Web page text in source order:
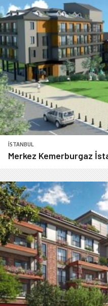
İSTANBUL
Merkez Kemerburgaz